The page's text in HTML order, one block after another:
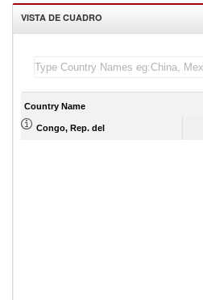
VISTA DE CUADRO
Country Name
Congo, Rep. del